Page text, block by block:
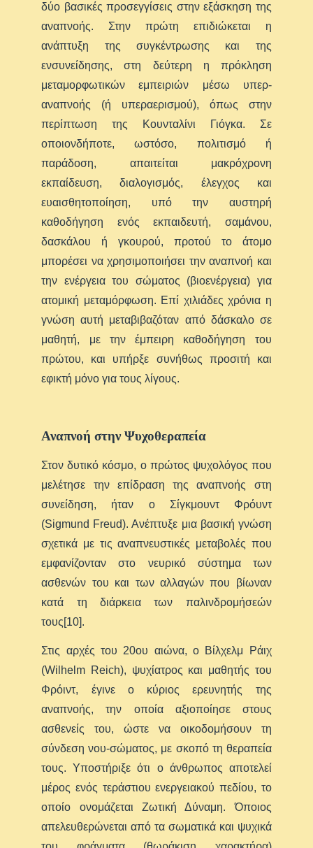
δύο βασικές προσεγγίσεις στην εξάσκηση της
αναπνοής. Στην πρώτη επιδιώκεται η
ανάπτυξη της συγκέντρωσης και της
ενσυνείδησης, στη δεύτερη η πρόκληση
μεταμορφωτικών εμπειριών μέσω υπερ-
αναπνοής (ή υπεραερισμού), όπως στην
περίπτωση της Κουνταλίνι Γιόγκα. Σε
οποιονδήποτε, ωστόσο, πολιτισμό ή
παράδοση, απαιτείται μακρόχρονη
εκπαίδευση, διαλογισμός, έλεγχος και
ευαισθητοποίηση, υπό την αυστηρή
καθοδήγηση ενός εκπαιδευτή, σαμάνου,
δασκάλου ή γκουρού, προτού το άτομο
μπορέσει να χρησιμοποιήσει την αναπνοή και
την ενέργεια του σώματος (βιοενέργεια) για
ατομική μεταμόρφωση. Επί χιλιάδες χρόνια η
γνώση αυτή μεταβιβαζόταν από δάσκαλο σε
μαθητή, με την έμπειρη καθοδήγηση του
πρώτου, και υπήρξε συνήθως προσιτή και
εφικτή μόνο για τους λίγους.
Αναπνοή στην Ψυχοθεραπεία
Στον δυτικό κόσμο, ο πρώτος ψυχολόγος που
μελέτησε την επίδραση της αναπνοής στη
συνείδηση, ήταν ο Σίγκμουντ Φρόυντ
(Sigmund Freud). Ανέπτυξε μια βασική γνώση
σχετικά με τις αναπνευστικές μεταβολές που
εμφανίζονταν στο νευρικό σύστημα των
ασθενών του και των αλλαγών που βίωναν
κατά τη διάρκεια των παλινδρομήσεών
τους[10].
Στις αρχές του 20ου αιώνα, ο Βίλχελμ Ράιχ
(Wilhelm Reich), ψυχίατρος και μαθητής του
Φρόιντ, έγινε ο κύριος ερευνητής της
αναπνοής, την οποία αξιοποίησε στους
ασθενείς του, ώστε να οικοδομήσουν τη
σύνδεση νου-σώματος, με σκοπό τη θεραπεία
τους. Υποστήριξε ότι ο άνθρωπος αποτελεί
μέρος ενός τεράστιου ενεργειακού πεδίου, το
οποίο ονομάζεται Ζωτική Δύναμη. Όποιος
απελευθερώνεται από τα σωματικά και ψυχικά